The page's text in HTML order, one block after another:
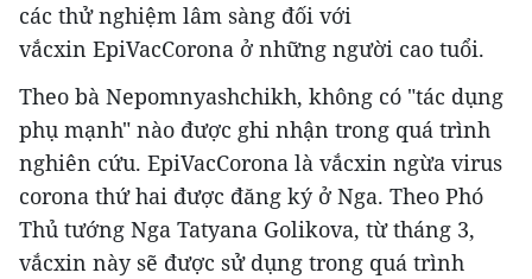
các thử nghiệm lâm sàng đối với
vắcxin EpiVacCorona ở những người cao tuổi.
Theo bà Nepomnyashchikh, không có "tác dụng
phụ mạnh" nào được ghi nhận trong quá trình
nghiên cứu. EpiVacCorona là vắcxin ngừa virus
corona thứ hai được đăng ký ở Nga. Theo Phó
Thủ tướng Nga Tatyana Golikova, từ tháng 3,
vắcxin này sẽ được sử dụng trong quá trình